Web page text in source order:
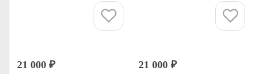
21 000 ₽ 21 000 ₽